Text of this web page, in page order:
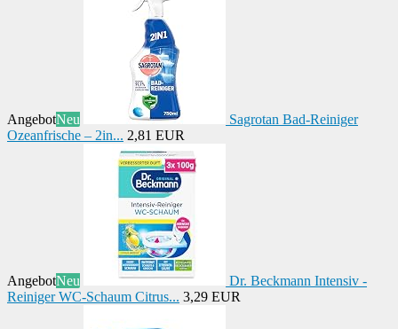
AngebotNeu
Sagrotan Bad-Reiniger
Ozeanfrische – 2in... 2,81 EUR
AngebotNeu
Dr. Beckmann Intensiv -
Reiniger WC-Schaum Citrus... 3,29 EUR